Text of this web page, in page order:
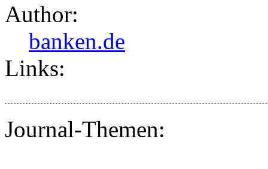
Author:
banken.de
Links:
Journal-Themen: